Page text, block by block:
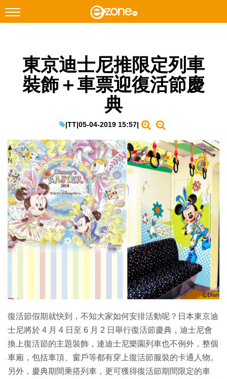
Facebook Instagram
科技焦點
教學評測
EduTech
IT Times
生成式AI與雲端應用
Enterprise Digital Transformation
特集
東京迪士尼推限定列車
裝飾＋車票迎復活節慶
典
|TT|05-04-2019 15:57|
復活節假期就快到，不知大家如何安排活動呢？日本東京迪
士尼將於 4 月 4 日至 6 月 2 日舉行復活節慶典，迪士尼會
換上復活節的主題裝飾，連迪士尼樂園列車也不例外，整個
車廂，包括車頂、窗戶等都有穿上復活節服裝的卡通人物。
另外，慶典期間乘搭列車，更可獲得復活節期間限定的車